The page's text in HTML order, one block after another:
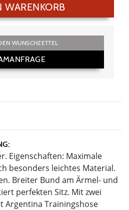
WARENKORB
WUNSCHZETTEL
Eigenschaften: Maximale
besonders leichtes Material.
Breiter Bund am Ärmel- und
perfekten Sitz. Mit zwei
Argentina Trainingshose